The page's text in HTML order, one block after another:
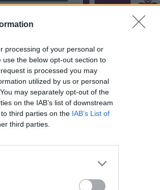
processing of your personal or
the below opt-out section to
is processed you may
utilized by us or personal
may separately opt-out of the
on the IAB’s list of downstream
third parties on the IAB’s List of
third parties.
Anno di Fondazione:
Turf Moore
Città: